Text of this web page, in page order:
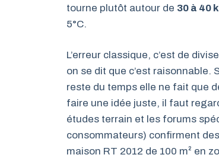
tourne plutôt autour de 30 à 40
5°C.
L’erreur classique, c’est de
on se dit que c’est raisonnable.
reste du temps elle ne fait que
faire une idée juste, il faut
études terrain et les forums
consommateurs) confirment
maison RT 2012 de 100 m² en